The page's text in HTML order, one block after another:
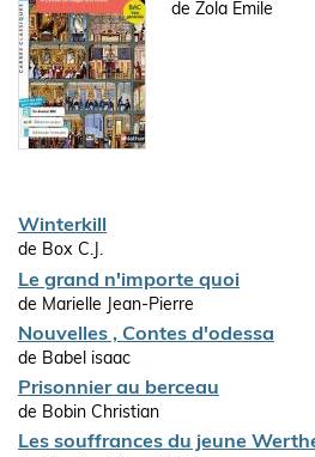
de Zola Emile
Winterkill
de Box C.J.
Le grand n'importe quoi
de Marielle Jean-Pierre
Nouvelles , Contes d'odessa
de Babel isaac
Prisonnier au berceau
de Bobin Christian
Les souffrances du jeune